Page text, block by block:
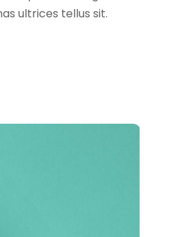
ultrices tellus sit.